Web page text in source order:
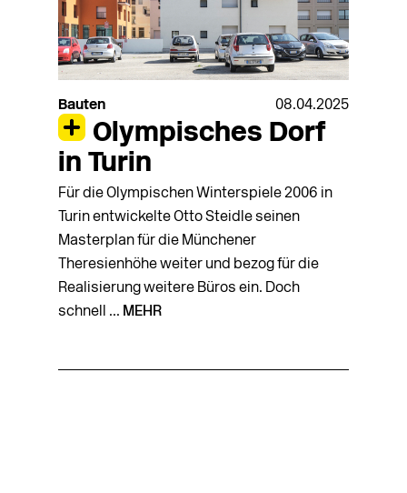
Bauten 08.04.2025
Olympisches Dorf
in Turin
Für die Olympischen Winterspiele 2006 in
Turin entwickelte Otto Steidle seinen
Masterplan für die Münchener
Theresienhöhe weiter und bezog für die
Realisierung weitere Büros ein. Doch
schnell ... MEHR